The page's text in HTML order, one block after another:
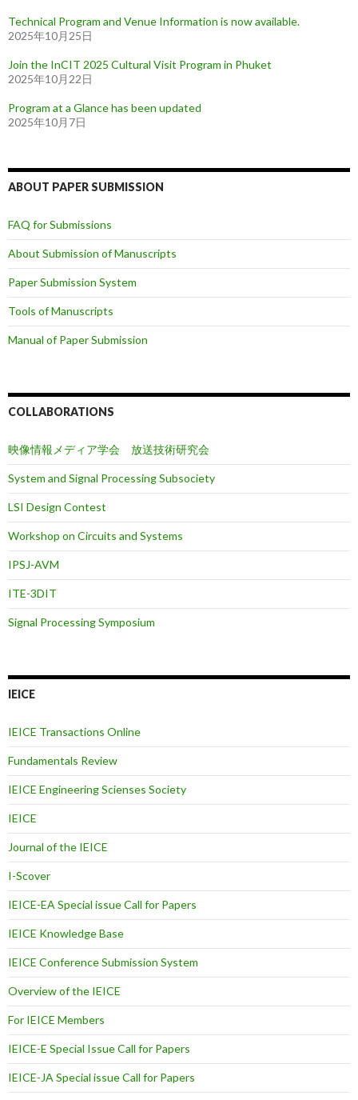
Technical Program and Venue Information is now available.
2025年10月25日
Join the InCIT 2025 Cultural Visit Program in Phuket
2025年10月22日
Program at a Glance has been updated
2025年10月7日
ABOUT PAPER SUBMISSION
FAQ for Submissions
About Submission of Manuscripts
Paper Submission System
Tools of Manuscripts
Manual of Paper Submission
COLLABORATIONS
映像情報メディア学会 放送技術研究会
System and Signal Processing Subsociety
LSI Design Contest
Workshop on Circuits and Systems
IPSJ-AVM
ITE-3DIT
Signal Processing Symposium
IEICE
IEICE Transactions Online
Fundamentals Review
IEICE Engineering Scienses Society
IEICE
Journal of the IEICE
I-Scover
IEICE-EA Special issue Call for Papers
IEICE Knowledge Base
IEICE Conference Submission System
Overview of the IEICE
For IEICE Members
IEICE-E Special Issue Call for Papers
IEICE-JA Special issue Call for Papers